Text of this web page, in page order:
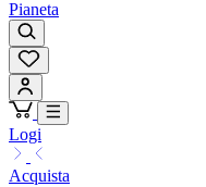
Pianeta
Logi
Acquista